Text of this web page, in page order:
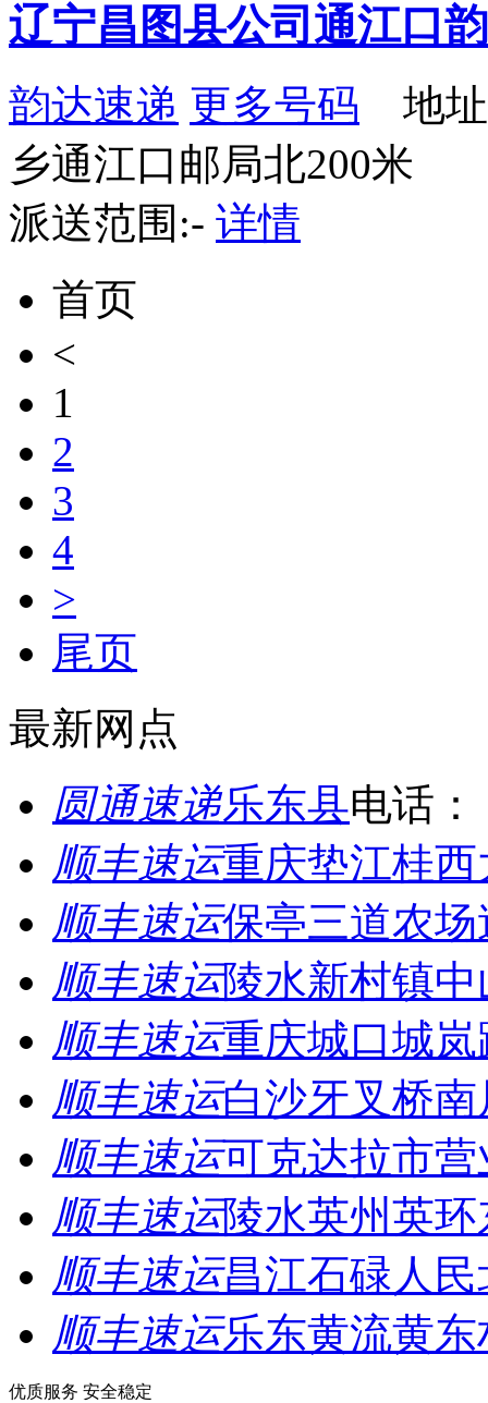
辽宁昌图县公司通江口
韵达速递 更多号码 地址
乡通江口邮局北200米
派送范围:- 详情
首页
<
1
2
3
4
>
尾页
最新网点
圆通速递乐东县电话：
顺丰速运重庆垫江桂
顺丰速运保亭三道农
顺丰速运陵水新村镇
顺丰速运重庆城口城
顺丰速运白沙牙叉桥
顺丰速运可克达拉市营
顺丰速运陵水英州英
顺丰速运昌江石碌人
顺丰速运乐东黄流黄
优质服务 安全稳定